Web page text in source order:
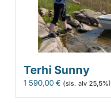
Terhi Sunny
1 590,00 € (sis. alv 25,5%)